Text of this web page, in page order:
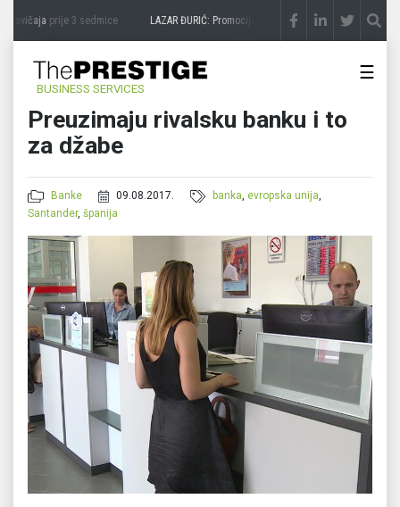
zavičajaprije 3 sedmice LAZAR ĐURIĆ: Promocija potencijal pretvara u destinaciju
BUSINESS SERVICES
☰
Preuzimaju rivalsku banku i to
za džabe
Banke 09.08.2017. banka, evropska unija,
Santander, španija